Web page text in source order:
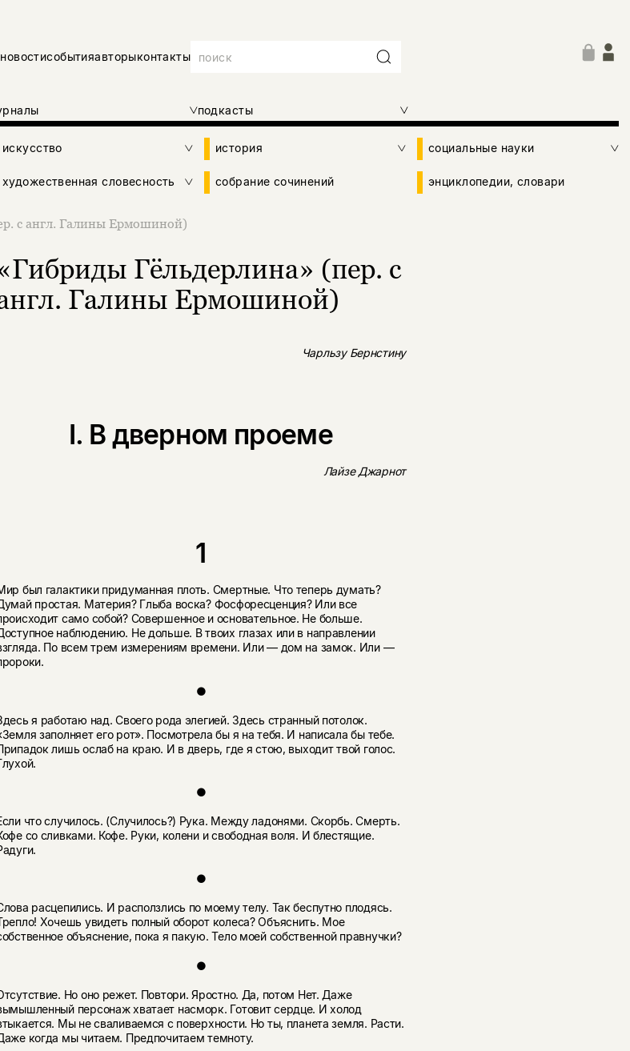
новостисобытияавторыконтакты
подкасты
искусство история социальные науки
художественная словесность собрание сочинений энциклопедии, словари
с англ. Галины Ермошиной)
Гёльдерлина» (пер. с
Галины Ермошиной)
Чарльзу Бернcтину
I. В дверном проеме
Лайзе Джарнот
1
был галактики придуманная плоть. Смертные. Что теперь думать?
простая. Материя? Глыба воска? Фосфоресценция? Или все
само собой? Совершенное и основательное. Не больше.
наблюдению. Не дольше. В твоих глазах или в направлении
По всем трем измерениям времени. Или — дом на замок. Или —
●
я работаю над. Своего рода элегией. Здесь странный потолок.
заполняет его рот». Посмотрела бы я на тебя. И написала бы тебе.
лишь ослаб на краю. И в дверь, где я стою, выходит твой голос.
●
что случилось. (Случилось?) Рука. Между ладонями. Скорбь. Смерть.
со сливками. Кофе. Руки, колени и свободная воля. И блестящие.
●
расцепились. И расползлись по моему телу. Так беспутно плодясь.
Хочешь увидеть полный оборот колеса? Объяснить. Мое
объяснение, пока я пакую. Тело моей собственной правнучки?
●
Но оно режет. Повтори. Яростно. Да, потом Нет. Даже
персонаж хватает насморк. Готовит сердце. И холод
Мы не сваливаемся с поверхности. Но ты, планета земля. Расти.
когда мы читаем. Предпочитаем темноту.